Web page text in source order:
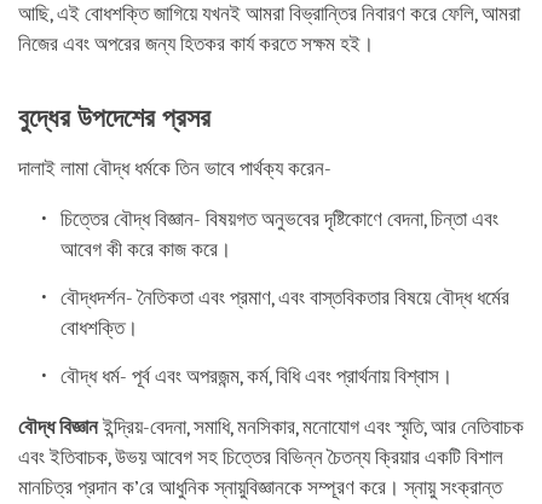
আছি, এই বোধশক্তি জাগিয়ে যখনই আমরা বিভ্রান্তির নিবারণ করে ফেলি, আমরা
নিজের এবং অপরের জন্য হিতকর কার্য করতে সক্ষম হই।
বুদ্ধের উপদেশের প্রসর
দালাই লামা বৌদ্ধ ধর্মকে তিন ভাবে পার্থক্য করেন-
চিত্তের বৌদ্ধ বিজ্ঞান- বিষয়গত অনুভবের দৃষ্টিকোণে বেদনা, চিন্তা এবং
আবেগ কী করে কাজ করে।
বৌদ্ধদর্শন- নৈতিকতা এবং প্রমাণ, এবং বাস্তবিকতার বিষয়ে বৌদ্ধ ধর্মের
বোধশক্তি।
বৌদ্ধ ধর্ম- পূর্ব এবং অপরজন্ম, কর্ম, বিধি এবং প্রার্থনায় বিশ্বাস।
বৌদ্ধ বিজ্ঞানইন্দ্রিয়-বেদনা, সমাধি, মনসিকার, মনোযোগ এবং স্মৃতি, আর নেতিবাচক
এবং ইতিবাচক, উভয় আবেগ সহ চিত্তের বিভিন্ন চৈতন্য ক্রিয়ার একটি বিশাল
মানচিত্র প্রদান ক’রে আধুনিক স্নায়ুবিজ্ঞানকে সম্পূরণ করে। স্নায়ু সংক্রান্ত